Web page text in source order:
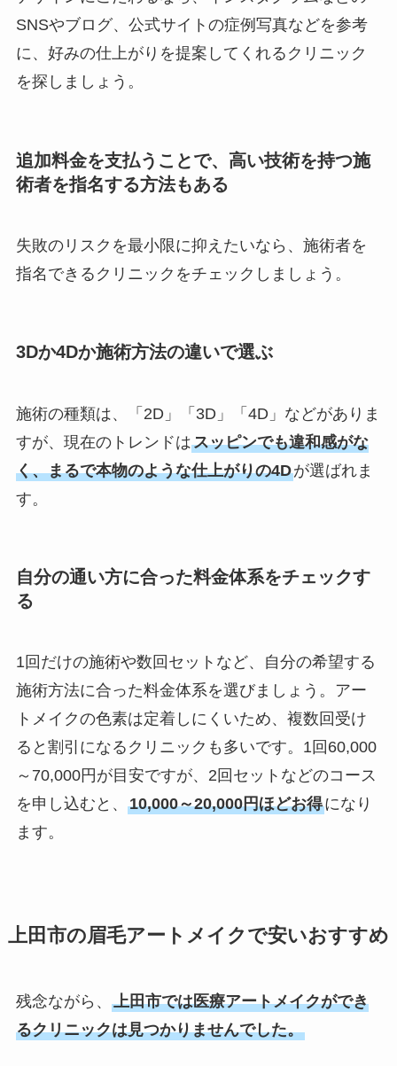
SNSやブログ、公式サイトの症例写真などを参考
に、好みの仕上がりを提案してくれるクリニック
を探しましょう。
追加料金を支払うことで、高い技術を持つ施
術者を指名する方法もある
失敗のリスクを最小限に抑えたいなら、施術者を
指名できるクリニックをチェックしましょう。
3Dか4Dか施術方法の違いで選ぶ
施術の種類は、「2D」「3D」「4D」などがありま
すが、現在のトレンドはスッピンでも違和感がな
く、まるで本物のような仕上がりの4Dが選ばれま
す。
自分の通い方に合った料金体系をチェックす
る
1回だけの施術や数回セットなど、自分の希望する
施術方法に合った料金体系を選びましょう。アー
トメイクの色素は定着しにくいため、複数回受け
ると割引になるクリニックも多いです。1回60,000
～70,000円が目安ですが、2回セットなどのコース
を申し込むと、 10,000～20,000円ほどお得になり
ます。
上田市の眉毛アートメイクで安いおすすめ
残念ながら、 上田市では医療アートメイクができ
るクリニックは見つかりませんでした。